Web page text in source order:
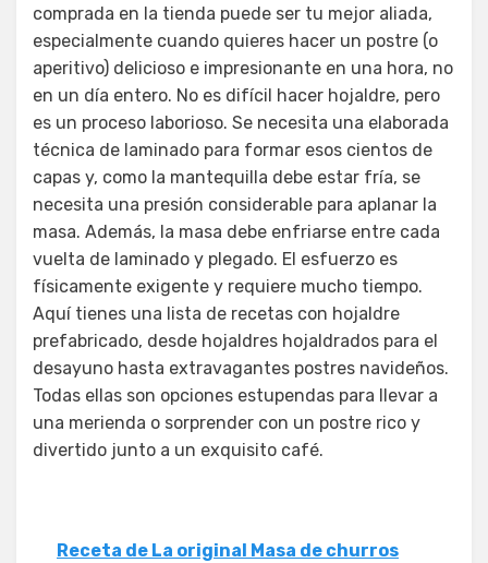
comprada en la tienda puede ser tu mejor aliada,
especialmente cuando quieres hacer un postre (o
aperitivo) delicioso e impresionante en una hora, no
en un día entero. No es difícil hacer hojaldre, pero
es un proceso laborioso. Se necesita una elaborada
técnica de laminado para formar esos cientos de
capas y, como la mantequilla debe estar fría, se
necesita una presión considerable para aplanar la
masa. Además, la masa debe enfriarse entre cada
vuelta de laminado y plegado. El esfuerzo es
físicamente exigente y requiere mucho tiempo.
Aquí tienes una lista de recetas con hojaldre
prefabricado, desde hojaldres hojaldrados para el
desayuno hasta extravagantes postres navideños.
Todas ellas son opciones estupendas para llevar a
una merienda o sorprender con un postre rico y
divertido junto a un exquisito café.
Receta de La original Masa de churros